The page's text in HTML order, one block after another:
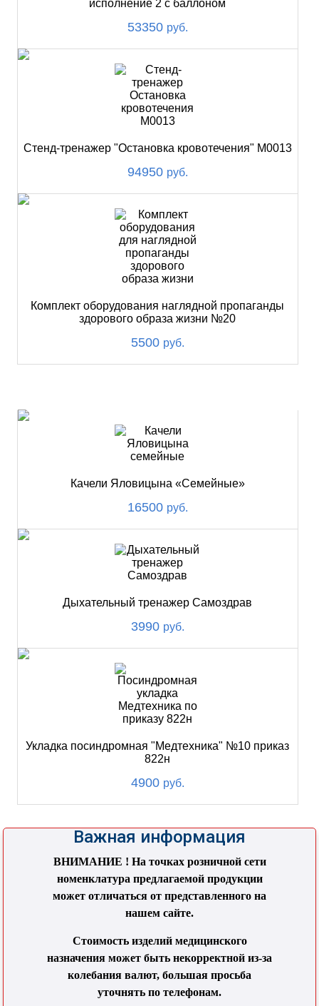
исполнение 2 с баллоном
53350 руб.
Стенд-тренажер "Остановка кровотечения" М0013
94950 руб.
Комплект оборудования наглядной пропаганды
здорового образа жизни №20
5500 руб.
Качели Яловицына «Семейные»
16500 руб.
Дыхательный тренажер Самоздрав
3990 руб.
Укладка посиндромная "Медтехника" №10 приказ
822н
4900 руб.
Важная информация
ВНИМАНИЕ ! На точках розничной сети
номенклатура предлагаемой продукции
может отличаться от представленного на
нашем сайте.
Стоимость изделий медицинского
назначения может быть некорректной из-за
колебания валют, большая просьба
уточнять по телефонам.